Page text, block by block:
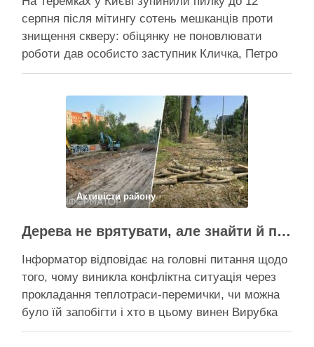
серпня після мітингу сотень мешканців проти
знищення скверу: обіцянку не поновлювати
роботи дав особисто заступник Кличка, Петро
Пантелеєв, що прибув налагодити комунікацію
чи вдасться зберегти ту частину озеленення,
що лишилася, – поки невідомо На Теремках у …
Поділитися у соцмережах:
Активісти району
Дерева не врятувати, але знайти й покарати винних треба – головні питання і висновки з конфлікту на Теремках
Інформатор відповідає на головні питання щодо
того, чому виникла конфліктна ситуація через
прокладання теплотраси-перемички, чи можна
було їй запобігти і хто в цьому винен Вирубка
дерев триває, почали й прокладати теплотрасу